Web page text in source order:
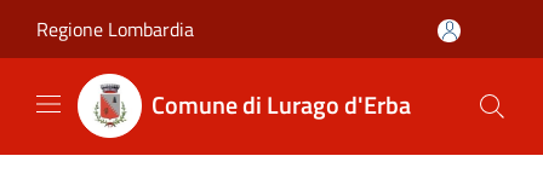
Regione Lombardia
Comune di Lurago d'Erba